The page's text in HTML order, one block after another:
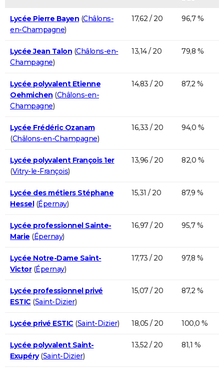
Lycée Pierre Bayen (Châlons-
en-Champagne)
17,62 / 20 96,7 %
Lycée Jean Talon (Châlons-en-
Champagne)
13,14 / 20 79,8 %
Lycée polyvalent Etienne
Oehmichen (Châlons-en-
Champagne)
14,83 / 20 87,2 %
Lycée Frédéric Ozanam
(Châlons-en-Champagne)
16,33 / 20 94,0 %
Lycée polyvalent François 1er
(Vitry-le-François)
13,96 / 20 82,0 %
Lycée des métiers Stéphane
Hessel(Épernay)
15,31 / 20 87,9 %
Lycée professionnel Sainte-
Marie (Épernay)
16,97 / 20 95,7 %
Lycée Notre-Dame Saint-
Victor(Épernay)
17,73 / 20 97,8 %
Lycée professionnel privé
ESTIC (Saint-Dizier)
15,07 / 20 87,2 %
Lycée privé ESTIC (Saint-Dizier) 18,05 / 20 100,0 %
Lycée polyvalent Saint-
Exupéry(Saint-Dizier)
13,52 / 20 81,1 %